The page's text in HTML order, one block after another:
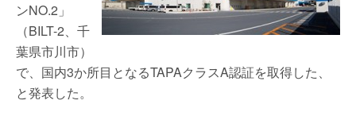
ンNO.2」
（BILT-2、千
葉県市川市）
で、国内3か所目となるTAPAクラスA認証を取得した、
と発表した。